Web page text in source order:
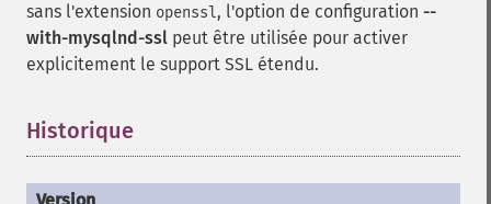
sans l'extension openssl, l'option de configuration --
with-mysqlnd-ssl peut être utilisée pour activer
explicitement le support SSL étendu.
Historique